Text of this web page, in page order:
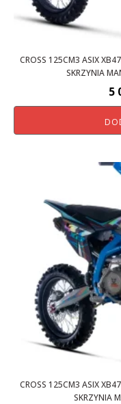
CROSS 125CM3 ASIX
SKRZYNIA
5
CROSS 125CM3 ASIX
SKRZYNIA